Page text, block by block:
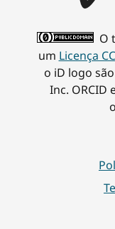
O
um Licença
o iD logo
Inc. ORCID